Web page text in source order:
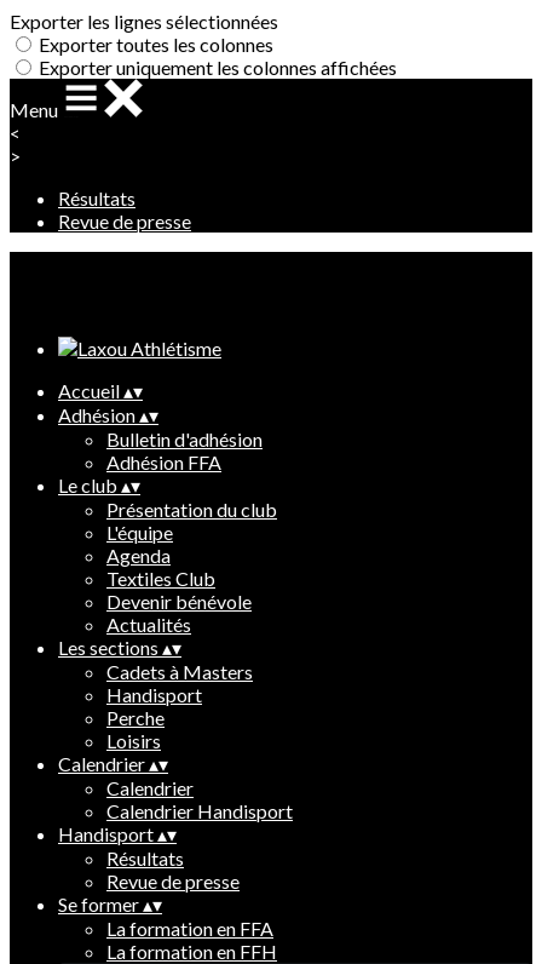
Exporter les lignes sélectionnées
Exporter toutes les colonnes
Exporter uniquement les colonnes affichées
Menu
<
>
Résultats
Revue de presse
Accueil▴▾
Adhésion▴▾
Bulletin d'adhésion
Adhésion FFA
Le club ▴▾
Présentation du club
L'équipe
Agenda
Textiles Club
Devenir bénévole
Actualités
Les sections ▴▾
Cadets à Masters
Handisport
Perche
Loisirs
Calendrier▴▾
Calendrier
Calendrier Handisport
Handisport▴▾
Résultats
Revue de presse
Se former▴▾
La formation en FFA
La formation en FFH